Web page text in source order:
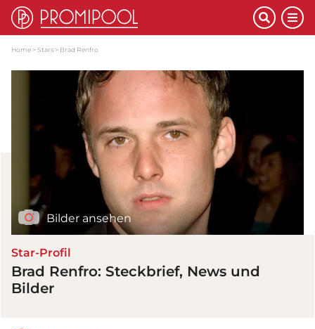
Home Stars Brad Renfro
Bilder ansehen
Star-Profil
Brad Renfro: Steckbrief, News und
Bilder